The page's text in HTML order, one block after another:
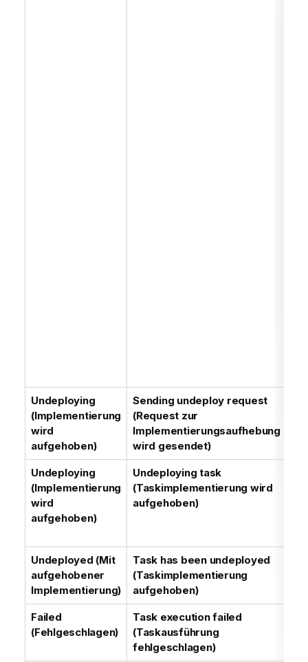
Undeploying
(Implementierung
wird
aufgehoben)
Sending undeploy request
(Request zur
Implementierungsaufhebung
wird gesendet)
Undeploying
(Implementierung
wird
aufgehoben)
Undeploying task
(Taskimplementierung wird
aufgehoben)
Undeployed (Mit
aufgehobener
Implementierung)
Task has been undeployed
(Taskimplementierung
aufgehoben)
Failed
(Fehlgeschlagen)
Task execution failed
(Taskausführung
fehlgeschlagen)